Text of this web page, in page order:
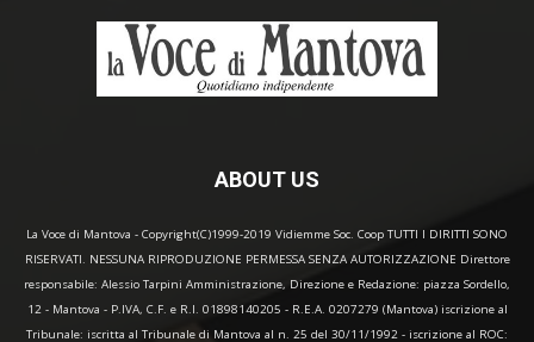
ABOUT US
La Voce di Mantova - Copyright(C)1999-2019 Vidiemme Soc. Coop TUTTI I DIRITTI SONO
RISERVATI. NESSUNA RIPRODUZIONE PERMESSA SENZA AUTORIZZAZIONE Direttore
responsabile: Alessio Tarpini Amministrazione, Direzione e Redazione: piazza Sordello,
12 - Mantova - P.IVA, C.F. e R.I. 01898140205 - R.E.A. 0207279 (Mantova) iscrizione al
Tribunale: iscritta al Tribunale di Mantova al n. 25 del 30/11/1992 - iscrizione al ROC: